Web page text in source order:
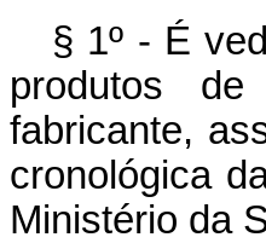
§ 1º - É
produtos
fabricante,
cronológica
Ministério da